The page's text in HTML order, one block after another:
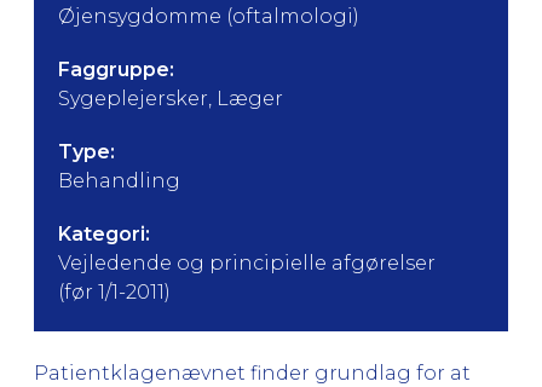
Øjensygdomme (oftalmologi)
Faggruppe:
Sygeplejersker, Læger
Type:
Behandling
Kategori:
Vejledende og principielle afgørelser
(før 1/1-2011)
Patientklagenævnet finder grundlag for at